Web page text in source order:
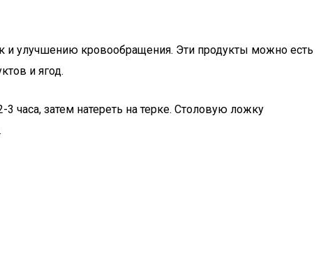
и улучшению кровообращения. Эти продукты можно есть
и ягод.
часа, затем натереть на терке. Столовую ложку